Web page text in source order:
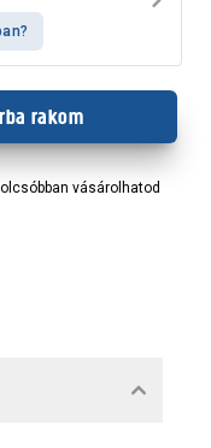
rakom
vásárolhatod